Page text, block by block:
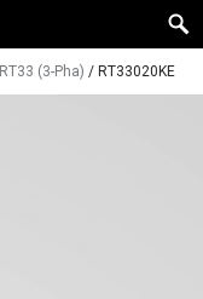
RT33 (3-Pha) / RT33020KE